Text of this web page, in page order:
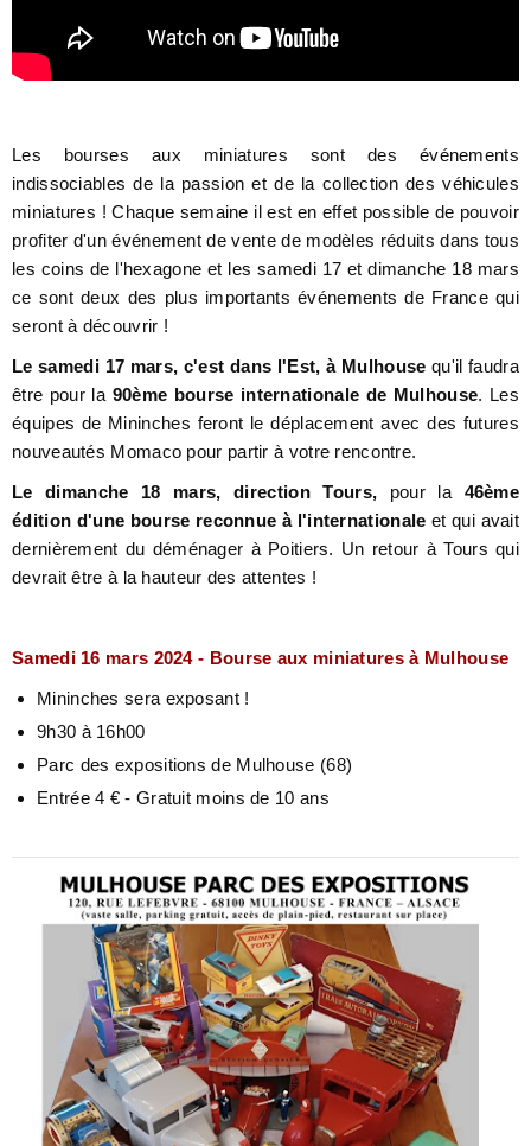
Les bourses aux miniatures sont des événements
indissociables de la passion et de la collection des véhicules
miniatures ! Chaque semaine il est en effet possible de pouvoir
profiter d'un événement de vente de modèles réduits dans tous
les coins de l'hexagone et les samedi 17 et dimanche 18 mars
ce sont deux des plus importants événements de France qui
seront à découvrir !
Le samedi 17 mars, c'est dans l'Est, à Mulhouse qu'il faudra
être pour la 90ème bourse internationale de Mulhouse. Les
équipes de Mininches feront le déplacement avec des futures
nouveautés Momaco pour partir à votre rencontre.
Le dimanche 18 mars, direction Tours, pour la 46ème
édition d'une bourse reconnue à l'internationale et qui avait
dernièrement du déménager à Poitiers. Un retour à Tours qui
devrait être à la hauteur des attentes !
Samedi 16 mars 2024 - Bourse aux miniatures à Mulhouse
Mininches sera exposant !
9h30 à 16h00
Parc des expositions de Mulhouse (68)
Entrée 4 € - Gratuit moins de 10 ans